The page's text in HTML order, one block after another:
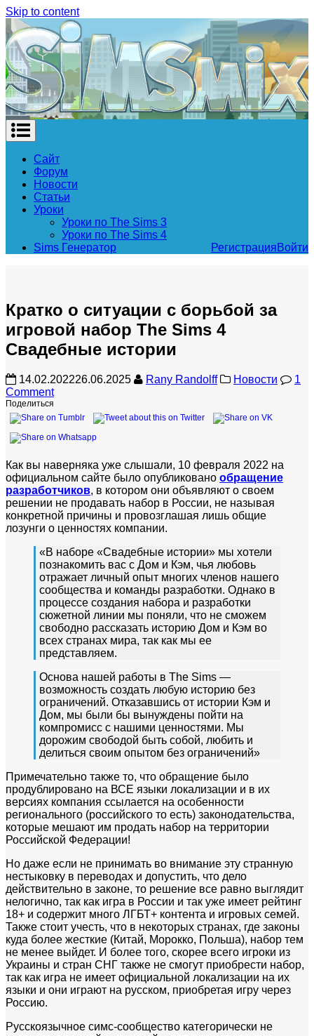
Skip to content
Сайт
Форум
Новости
Статьи
Уроки
Уроки по The Sims 3
Уроки по The Sims 4
Войти
Регистрация
Sims Генератор
Кратко о ситуации с борьбой за
игровой набор The Sims 4
Свадебные истории
14.02.202226.06.2025 Rany Randolff Новости
1
Comment
Поделиться
Как вы наверняка уже слышали, 10 февраля 2022 на
официальном сайте было опубликовано обращение
разработчиков, в котором они объявляют о своем
решении не продавать набор в России, не называя
конкретной причины и провозглашая лишь общие
лозунги о ценностях компании.
«В наборе «Свадебные истории» мы хотели
познакомить вас с Дом и Кэм, чья любовь
отражает личный опыт многих членов нашего
сообщества и команды разработки. Однако в
процессе создания набора и разработки
сюжетной линии мы поняли, что не сможем
свободно рассказать историю Дом и Кэм во
всех странах мира, так как мы ее
представляем.
Основа нашей работы в The Sims —
возможность создать любую историю без
ограничений. Отказавшись от истории Кэм и
Дом, мы были бы вынуждены пойти на
компромисс с нашими ценностями. Мы
дорожим свободой быть собой, любить и
делиться своим опытом без ограничений»
Примечательно также то, что обращение было
продублировано на ВСЕ языки локализации и в их
версиях компания ссылается на особенности
регионального (российского то есть) законодательства,
которые мешают им продать набор на территории
Российской Федерации!
Но даже если не принимать во внимание эту странную
нестыковку в переводах и допустить, что дело
действительно в законе, то решение все равно выглядит
нелогично, так как игра в России и так уже имеет рейтинг
18+ и содержит много ЛГБТ+ контента и игровых семей.
Также стоит учесть, что в некоторых странах, где законы
куда более жесткие (Китай, Морокко, Польша), набор тем
не менее выйдет. И более того, скорее всего игроки из
Украины и стран СНГ также не смогут приобрести набор,
так как игра не имеет официальной локализации на их
языки и они играют на русском, приобретая игру через
Россию.
Русскоязычное симс-сообщество категорически не